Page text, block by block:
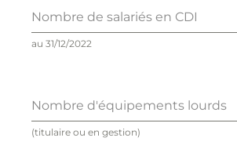
Nombre de salariés en CDI
au 31/12/2022
Nombre d'équipements lourds
(titulaire ou en gestion)